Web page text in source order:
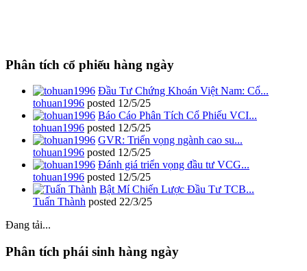
Phân tích cổ phiếu hàng ngày
Đầu Tư Chứng Khoán Việt Nam: Cổ...
tohuan1996 posted 12/5/25
Báo Cáo Phân Tích Cổ Phiếu VCI...
tohuan1996 posted 12/5/25
GVR: Triển vọng ngành cao su...
tohuan1996 posted 12/5/25
Đánh giá triển vọng đầu tư VCG...
tohuan1996 posted 12/5/25
Bật Mí Chiến Lược Đầu Tư TCB...
Tuấn Thành posted 22/3/25
Đang tải...
Phân tích phái sinh hàng ngày